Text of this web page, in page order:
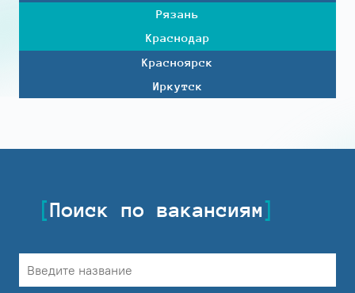
Рязань
Краснодар
Красноярск
Иркутск
Поиск по вакансиям